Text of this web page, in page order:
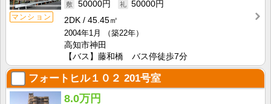
マンション
50000円
50000円
2DK
45.45㎡
2004年1月
（築22年）
高知市神田
【バス】藤和橋 バス停徒歩7分
フォートヒル１０２ 201号室
8.0万円